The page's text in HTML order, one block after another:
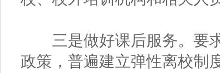
三是做好课后服务。要求
政策，普遍建立弹性离校制